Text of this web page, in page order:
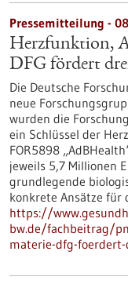
Pressemitteilung -
Herzfunktion,
DFG fördert
Die Deutsche
neue
wurden die
ein Schlüssel der
FOR5898
jeweils 5,7 Millionen
grundlegende
konkrete Ansätze
https://
bw.de/fachbeitrag/
materie-dfg-